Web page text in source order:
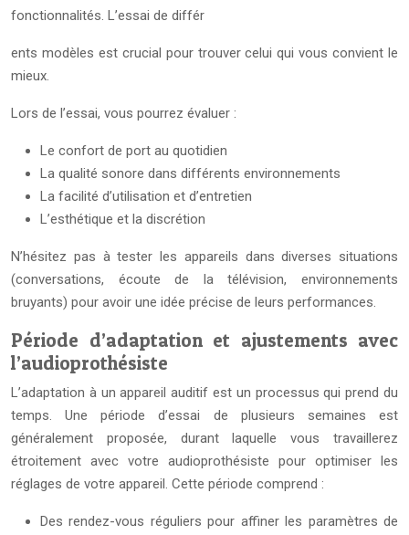
fonctionnalités. L’essai de différ
ents modèles est crucial pour trouver celui qui vous convient le
mieux.
Lors de l’essai, vous pourrez évaluer :
Le confort de port au quotidien
La qualité sonore dans différents environnements
La facilité d’utilisation et d’entretien
L’esthétique et la discrétion
N’hésitez pas à tester les appareils dans diverses situations
(conversations, écoute de la télévision, environnements
bruyants) pour avoir une idée précise de leurs performances.
Période d’adaptation et ajustements avec
l’audioprothésiste
L’adaptation à un appareil auditif est un processus qui prend du
temps. Une période d’essai de plusieurs semaines est
généralement proposée, durant laquelle vous travaillerez
étroitement avec votre audioprothésiste pour optimiser les
réglages de votre appareil. Cette période comprend :
Des rendez-vous réguliers pour affiner les paramètres de